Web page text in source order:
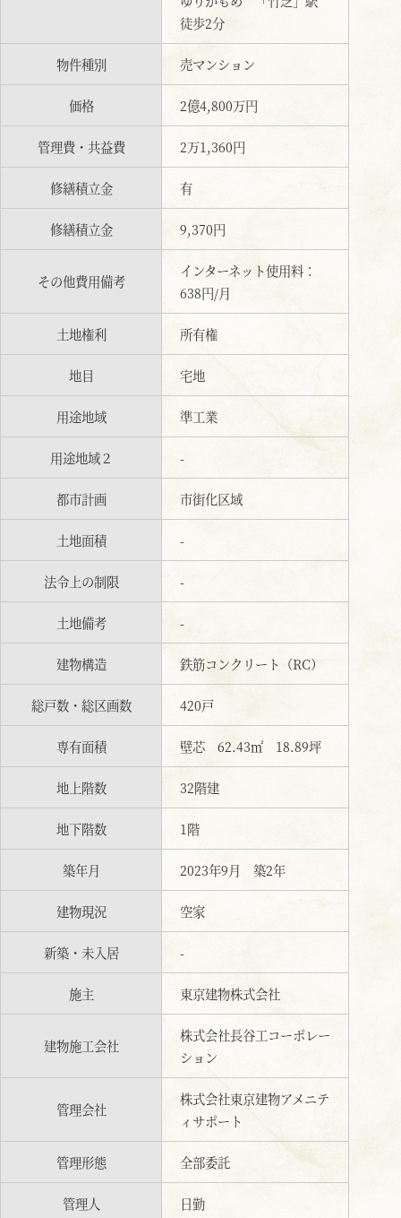
徒歩2分
物件種別 売マンション
価格 2億4,800万円
管理費・共益費 2万1,360円
修繕積立金 有
修繕積立金 9,370円
その他費用備考
インターネット使用料：
638円/月
土地権利 所有権
地目 宅地
用途地域 準工業
用途地域２ -
都市計画 市街化区域
土地面積 -
法令上の制限 -
土地備考 -
建物構造 鉄筋コンクリート（RC）
総戸数・総区画数 420戸
専有面積 壁芯 62.43㎡ 18.89坪
地上階数 32階建
地下階数 1階
築年月 2023年9月 築2年
建物現況 空家
新築・未入居 -
施主 東京建物株式会社
建物施工会社
株式会社長谷工コーポレー
ション
管理会社
株式会社東京建物アメニテ
ィサポート
管理形態 全部委託
管理人 日勤